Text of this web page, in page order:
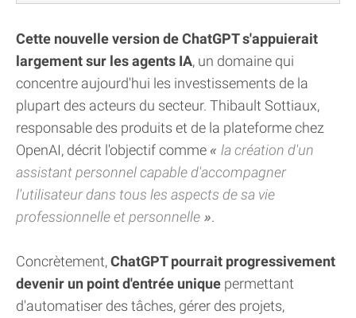
Cette nouvelle version de ChatGPT s'appuierait
largement sur les agents IA, un domaine qui
concentre aujourd'hui les investissements de la
plupart des acteurs du secteur. Thibault Sottiaux,
responsable des produits et de la plateforme chez
OpenAI, décrit l'objectif comme
la création d'un
assistant personnel capable d'accompagner
l'utilisateur dans tous les aspects de sa vie
professionnelle et personnelle
.
Concrètement,ChatGPT pourrait progressivement
devenir un point d'entrée unique permettant
d'automatiser des tâches, gérer des projets,